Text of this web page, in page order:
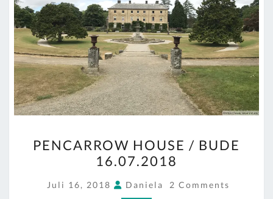
HOUSE
/
BUDE
PENCARROW HOUSE / BUDE
16.07.2018
Juli 16, 2018 Daniela COMMENTS
2 Comments